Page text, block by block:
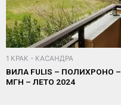
1 КРАК - КАСАНДРА
ВИЛА FULIS – ПОЛИХРОНО –
МГН – ЛЕТО 2024